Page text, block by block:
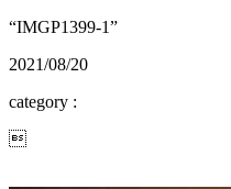
“IMGP1399-1”
2021/08/20
category :
